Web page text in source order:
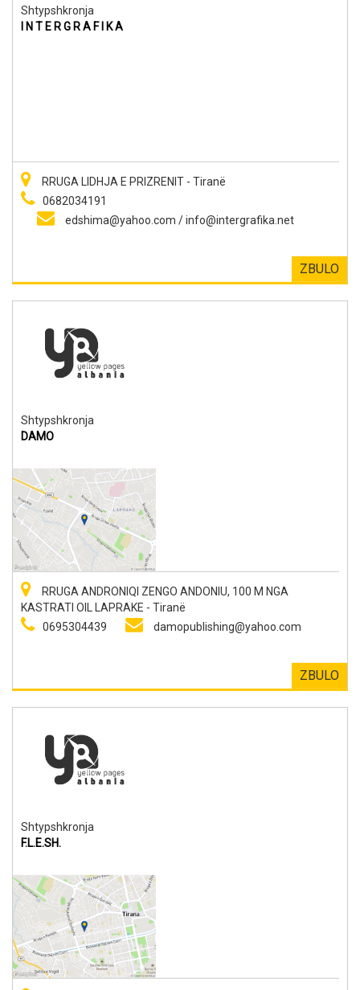
Shtypshkronja
I N T E R G R A F I K A
RRUGA LIDHJA E PRIZRENIT - Tiranë
0682034191
edshima@yahoo.com /info@intergrafika.net
ZBULO
Shtypshkronja
DAMO
RRUGA ANDRONIQI ZENGO ANDONIU, 100 M NGA
KASTRATI OIL LAPRAKE - Tiranë
0695304439
damopublishing@yahoo.com
ZBULO
Shtypshkronja
F.L.E.SH.